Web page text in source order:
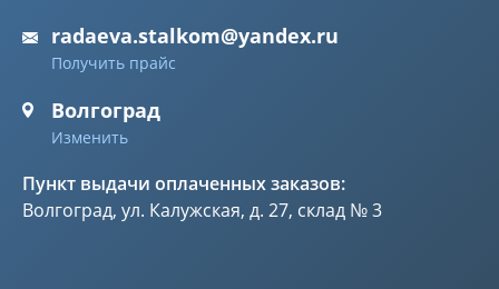
radaeva.stalkom@yandex.ru
Получить прайс
Волгоград
Изменить
Пункт выдачи оплаченных заказов:
Волгоград, ул. Калужская, д. 27, склад № 3